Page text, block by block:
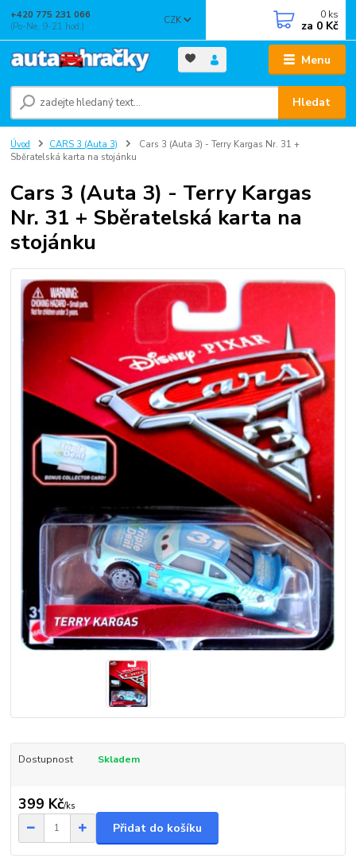
Menu
CZK
Hledat
+420 775 231 066
(Po-Ne, 9-21 hod.)
0 ks
za 0 Kč
Úvod CARS 3 (Auta 3)
Cars 3 (Auta 3) - Terry Kargas Nr. 31 +
Sběratelská karta na stojánku
Cars 3 (Auta 3) - Terry Kargas
Nr. 31 + Sběratelská karta na
stojánku
Dostupnost Skladem
399 Kč/ks
Přidat do košíku